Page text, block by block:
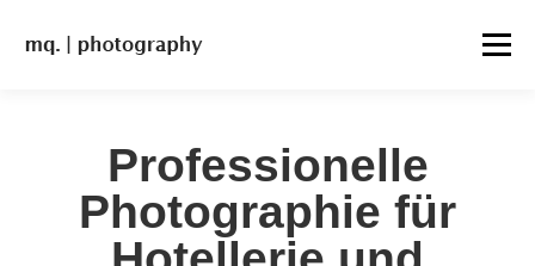
Menü
VISUELLE KOMMUNIKATION CONTACT | BOOKING
Professionelle
Photographie für